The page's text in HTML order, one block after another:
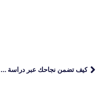
كيف تضمن نجاحك عبر دراسة جدوى مشروع توزيع المواد الغذائية؟